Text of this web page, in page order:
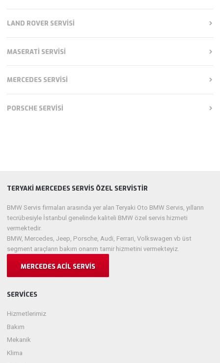
LAND ROVER SERVISI
MASERATI SERVISI
MERCEDES SERVISI
PORSCHE SERVISI
TERYAKI MERCEDES SERVIS ÖZEL SERVISTIR
BMW Servis firmaları arasında yer alan Teryaki Oto BMW Servis, yılların
tecrübesiyle İstanbul genelinde kaliteli BMW özel servis hizmeti
vermektedir.
BMW, Mercedes, Jeep, Porsche, Audi, Ferrari, Volkswagen vb üst
segment araçların bakım onarım tamir hizmetini vermekteyiz.
MERCEDES ACIL SERVIS
SERVICES
Hizmetlerimiz
Bakım
Mekanik
Klima